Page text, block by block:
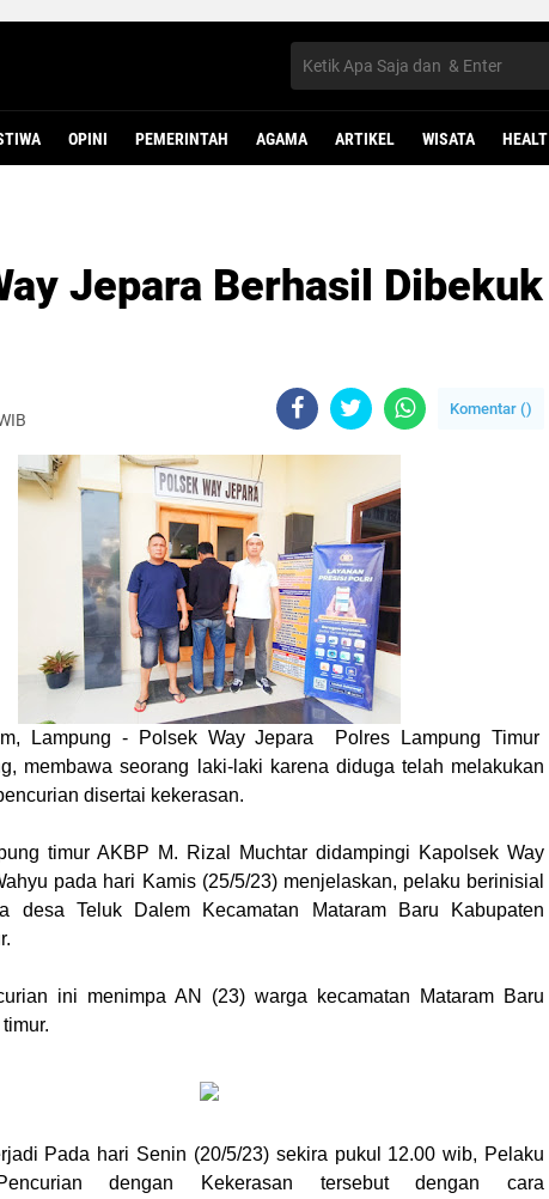
OPINI PEMERINTAH AGAMA ARTIKEL WISATA HEALT
Jepara Berhasil Dibekuk
Komentar ()
, Lampung - Polsek Way Jepara Polres Lampung Timur
membawa seorang laki-laki karena diduga telah melakukan
disertai kekerasan.
timur AKBP M. Rizal Muchtar didampingi Kapolsek Way
pada hari Kamis (25/5/23) menjelaskan, pelaku berinisial
desa Teluk Dalem Kecamatan Mataram Baru Kabupaten
ini menimpa AN (23) warga kecamatan Mataram Baru
Pada hari Senin (20/5/23) sekira pukul 12.00 wib, Pelaku
dengan Kekerasan tersebut dengan cara